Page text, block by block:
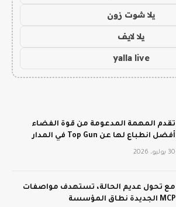
يلا شوت زون
يلا لايف
yalla live
تقدم المهمة المدعومة من قوة الفضاء
أفضل انطباع لها عن Top Gun في المدار
30 يوليو، 2026
مع تحول عديم الحالة، تستهدف مواصفات
MCP الجديدة نطاق المؤسسة